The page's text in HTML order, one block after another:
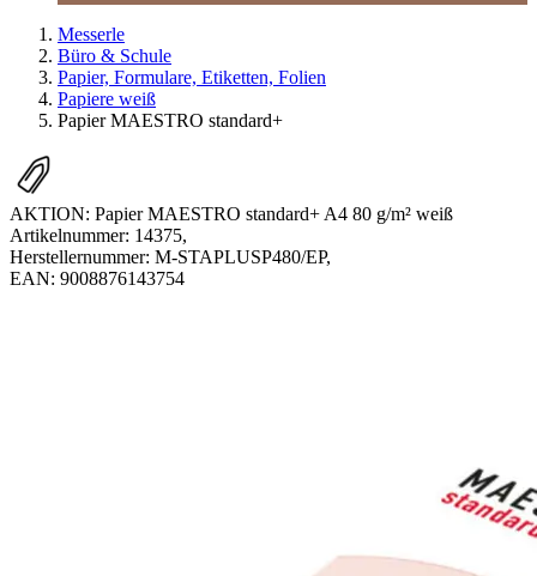
Messerle
Büro & Schule
Papier, Formulare, Etiketten, Folien
Papiere weiß
Papier MAESTRO standard+
AKTION: Papier MAESTRO standard+ A4 80 g/m² weiß
Artikelnummer: 14375,
Herstellernummer: M-STAPLUSP480/EP,
EAN: 9008876143754